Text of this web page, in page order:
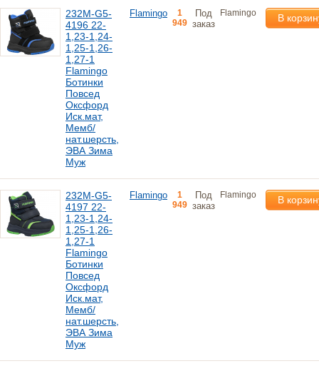
232M-G5-
4196 22-
1,23-1,24-
1,25-1,26-
1,27-1
Flamingo
Ботинки
Повсед
Оксфорд
Иск.мат,
Мемб/
нат.шерсть,
ЭВА Зима
Муж
Flamingo
1
949
Под
заказ
Flamingo В
232M-G5-
4197 22-
1,23-1,24-
1,25-1,26-
1,27-1
Flamingo
Ботинки
Повсед
Оксфорд
Иск.мат,
Мемб/
нат.шерсть,
ЭВА Зима
Муж
Flamingo
1
949
Под
заказ
Flamingo В